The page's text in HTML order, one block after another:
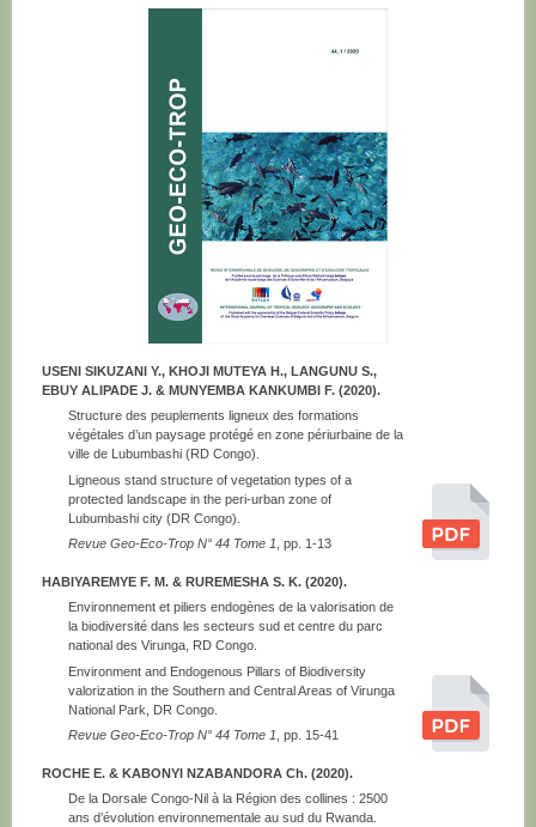
USENI SIKUZANI Y., KHOJI MUTEYA H., LANGUNU S.,
EBUY ALIPADE J. & MUNYEMBA KANKUMBI F. (2020).
Structure des peuplements ligneux des formations
végétales d’un paysage protégé en zone périurbaine de la
ville de Lubumbashi (RD Congo).
Ligneous stand structure of vegetation types of a
protected landscape in the peri-urban zone of
Lubumbashi city (DR Congo).
Revue Geo-Eco-Trop N° 44 Tome 1 , pp. 1-13
HABIYAREMYE F. M. & RUREMESHA S. K. (2020).
Environnement et piliers endogènes de la valorisation de
la biodiversité dans les secteurs sud et centre du parc
national des Virunga, RD Congo.
Environment and Endogenous Pillars of Biodiversity
valorization in the Southern and Central Areas of Virunga
National Park, DR Congo.
Revue Geo-Eco-Trop N° 44 Tome 1 , pp. 15-41
ROCHE E. & KABONYI NZABANDORA Ch. (2020).
De la Dorsale Congo-Nil à la Région des collines : 2500
ans d’évolution environnementale au sud du Rwanda.